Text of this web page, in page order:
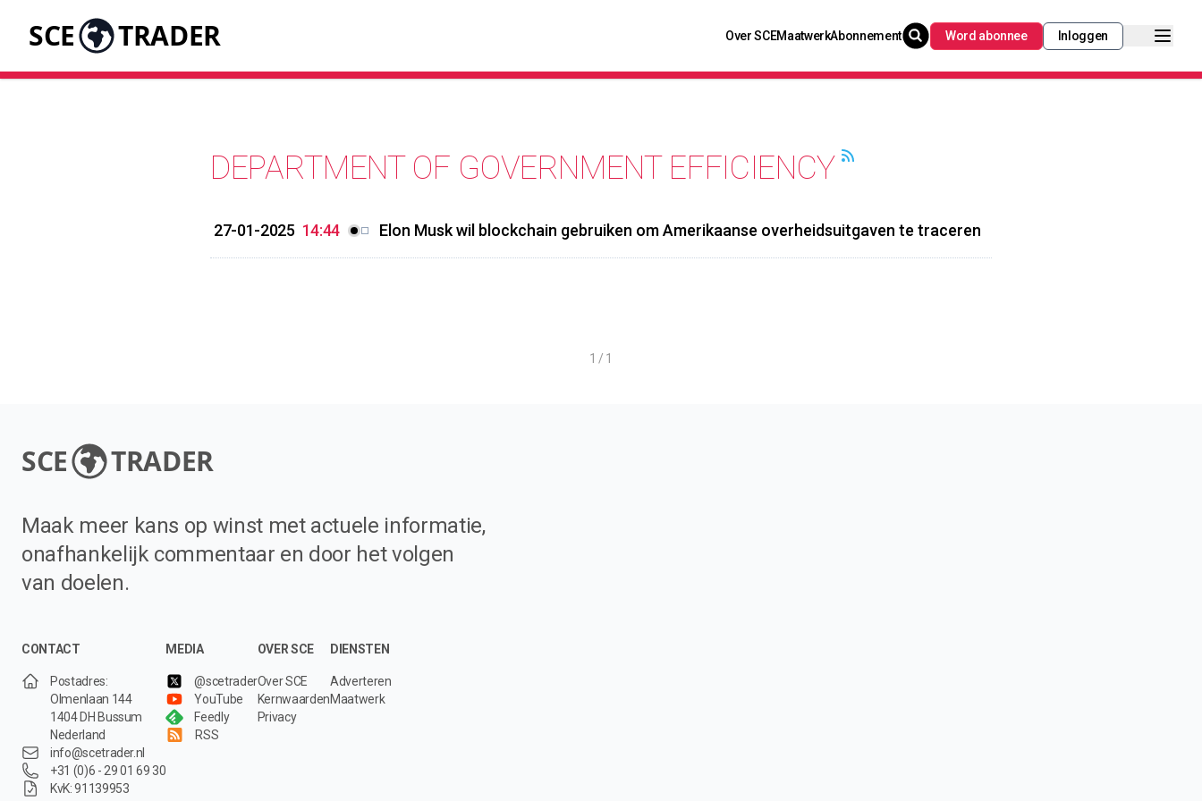
SCE TRADER Over SCEMaatwerkAbonnement Word abonnee Inloggen
DEPARTMENT OF GOVERNMENT EFFICIENCY
27-01-2025 14:44 Elon Musk wil blockchain gebruiken om Amerikaanse overheidsuitgaven te traceren
1 / 1
SCE TRADER
Maak meer kans op winst met actuele informatie,
onafhankelijk commentaar en door het volgen
van doelen.
CONTACT
Postadres:
Olmenlaan 144
1404 DH Bussum
Nederland
info@scetrader.nl
+31 (0)6 - 29 01 69 30
KvK: 91139953
MEDIA
@scetrader
YouTube
Feedly
RSS
OVER SCE
Over SCE
Kernwaarden
Privacy
DIENSTEN
Adverteren
Maatwerk